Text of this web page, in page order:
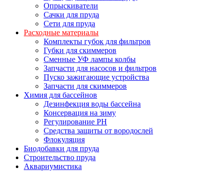
Опрыскиватели
Сачки для пруда
Сети для пруда
Расходные материалы
Комплекты губок для фильтров
Губки для скиммеров
Сменные УФ лампы колбы
Запчасти для насосов и фильтров
Пуско зажигающие устройства
Запчасти для скиммеров
Химия для бассейнов
Дезинфекция воды бассейна
Консервация на зиму
Регулирование PH
Средства защиты от вородослей
Флокуляция
Биодобавки для пруда
Строительство пруда
Аквариумистика